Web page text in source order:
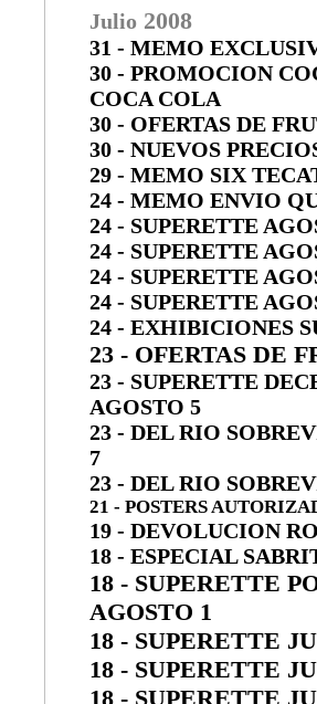
Julio 2008
31 - MEMO
30 - PROMOCION
COCA COLA
30 - OFERTAS DE
30 - NUEVOS
29 - MEMO SIX
24 - MEMO ENVIO
24 - SUPERETTE
24 - SUPERETTE
24 - SUPERETTE
24 - SUPERETTE
24 - EXHIBICIONES
23 - OFERTAS DE
23 - SUPERETTE
AGOSTO 5
23 - DEL RIO
7
23 - DEL RIO
21 - POSTERS
19 - DEVOLUCION
18 - ESPECIAL
18 - SUPERETTE
AGOSTO 1
18 - SUPERETTE
18 - SUPERETTE
18 - SUPERETTE